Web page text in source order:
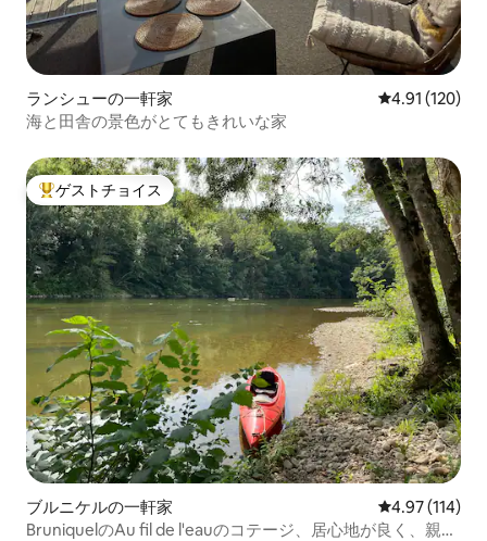
ランシューの一軒家 レビュー120
4.91 (120)
海と田舎の景色がとてもきれいな家
大好評のゲストチョイスです。
ゲストチョイス
ブルニケルの一軒家 レビュー114
4.97 (114)
BruniquelのAu fil de l'eauのコテージ、居心地が良く、親密